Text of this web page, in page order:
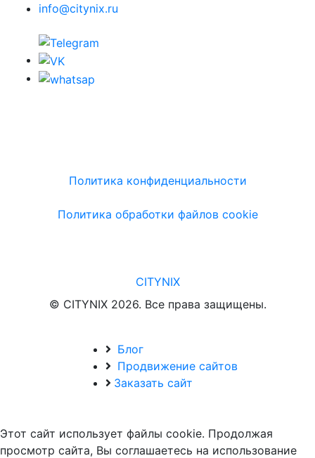
info@citynix.ru
Политика конфиденциальности
Политика обработки файлов cookie
CITYNIX
© CITYNIX 2026. Все права защищены.
Блог
Продвижение сайтов
Заказать сайт
Этот сайт использует файлы cookie. Продолжая
просмотр сайта, Вы соглашаетесь на использование